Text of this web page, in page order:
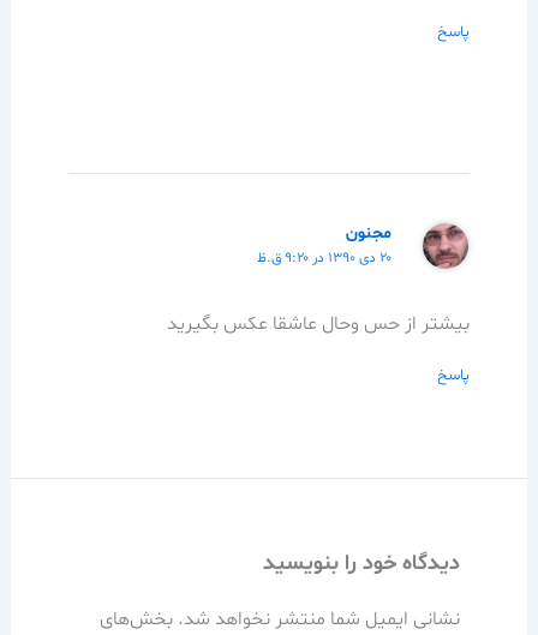
پاسخ
مجنون
۲۰ دی ۱۳۹۰ در ۹:۲۰ ق.ظ
بیشتر از حس وحال عاشقا عکس بگیرید
پاسخ
دیدگاه‌ خود را بنویسید
نشانی ایمیل شما منتشر نخواهد شد. بخش‌های